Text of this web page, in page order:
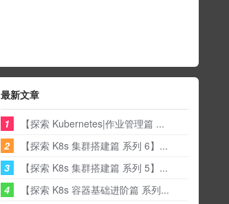
最新文章
1
【探索 Kubernetes|作业管理篇 ...
2
【探索 K8s 集群搭建篇 系列 6】...
3
【探索 K8s 集群搭建篇 系列 5】...
4
【探索 K8s 容器基础进阶篇 系列...